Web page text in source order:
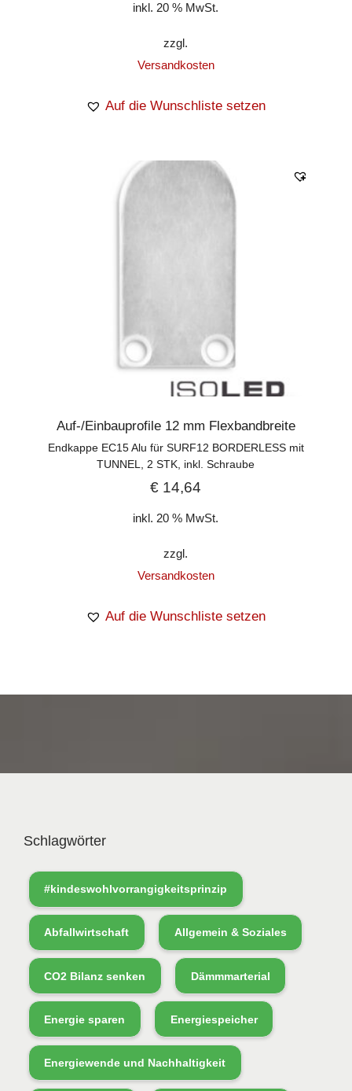
inkl. 20 % MwSt.
zzgl.
Versandkosten
Auf die Wunschliste setzen
Auf-/Einbauprofile 12 mm Flexbandbreite
Endkappe EC15 Alu für SURF12 BORDERLESS mit
TUNNEL, 2 STK, inkl. Schraube
€ 14,64
inkl. 20 % MwSt.
zzgl.
Versandkosten
Auf die Wunschliste setzen
Schlagwörter
#kindeswohlvorrangigkeitsprinzip
Abfallwirtschaft Allgemein & Soziales
CO2 Bilanz senken Dämmmarterial
Energie sparen Energiespeicher
Energiewende und Nachhaltigkeit